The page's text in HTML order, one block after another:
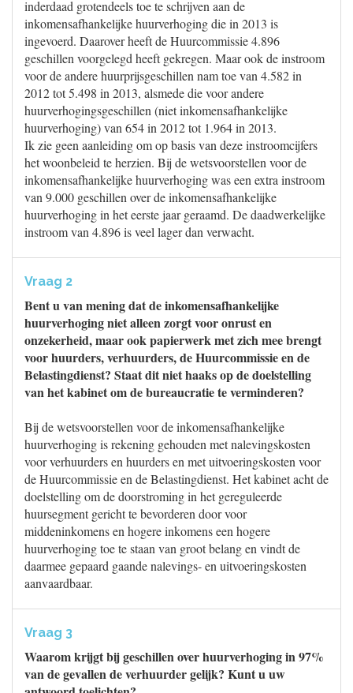
inderdaad grotendeels toe te schrijven aan de
inkomensafhankelijke huurverhoging die in 2013 is
ingevoerd. Daarover heeft de Huurcommissie 4.896
geschillen voorgelegd heeft gekregen. Maar ook de instroom
voor de andere huurprijsgeschillen nam toe van 4.582 in
2012 tot 5.498 in 2013, alsmede die voor andere
huurverhogingsgeschillen (niet inkomensafhankelijke
huurverhoging) van 654 in 2012 tot 1.964 in 2013.
Ik zie geen aanleiding om op basis van deze instroomcijfers
het woonbeleid te herzien. Bij de wetsvoorstellen voor de
inkomensafhankelijke huurverhoging was een extra instroom
van 9.000 geschillen over de inkomensafhankelijke
huurverhoging in het eerste jaar geraamd. De daadwerkelijke
instroom van 4.896 is veel lager dan verwacht.
Vraag 2
Bent u van mening dat de inkomensafhankelijke
huurverhoging niet alleen zorgt voor onrust en
onzekerheid, maar ook papierwerk met zich mee brengt
voor huurders, verhuurders, de Huurcommissie en de
Belastingdienst? Staat dit niet haaks op de doelstelling
van het kabinet om de bureaucratie te verminderen?
Bij de wetsvoorstellen voor de inkomensafhankelijke
huurverhoging is rekening gehouden met nalevingskosten
voor verhuurders en huurders en met uitvoeringskosten voor
de Huurcommissie en de Belastingdienst. Het kabinet acht de
doelstelling om de doorstroming in het gereguleerde
huursegment gericht te bevorderen door voor
middeninkomens en hogere inkomens een hogere
huurverhoging toe te staan van groot belang en vindt de
daarmee gepaard gaande nalevings- en uitvoeringskosten
aanvaardbaar.
Vraag 3
Waarom krijgt bij geschillen over huurverhoging in 97%
van de gevallen de verhuurder gelijk? Kunt u uw